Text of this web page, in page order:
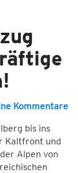
Kommentare
bis ins
Kaltfront und
Alpen von